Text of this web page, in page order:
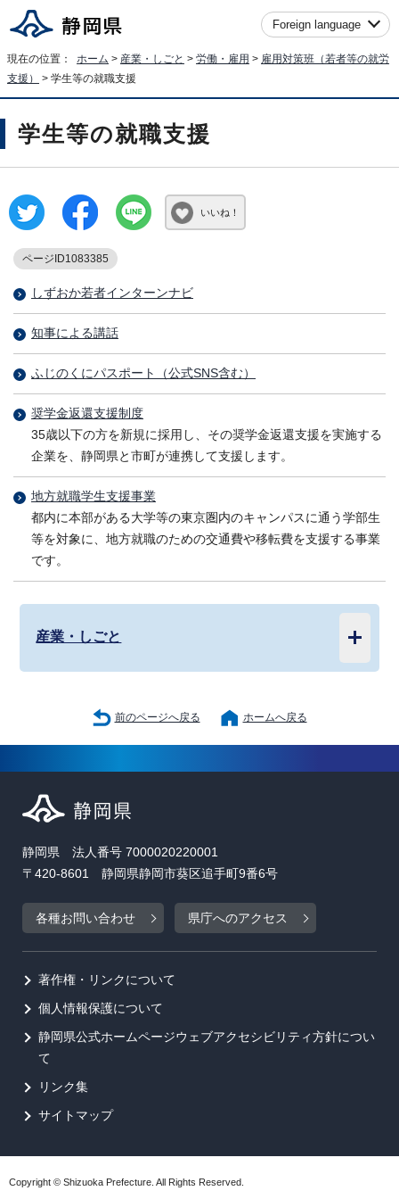
Foreign language
現在の位置： ホーム > 産業・しごと > 労働・雇用 > 雇用対策班（若者等の就労
支援）
> 学生等の就職支援
学生等の就職支援
いいね！
ページID1083385
しずおか若者インターンナビ
知事による講話
ふじのくにパスポート（公式SNS含む）
奨学金返還支援制度
35歳以下の方を新規に採用し、その奨学金返還支援を実施する
企業を、静岡県と市町が連携して支援します。
地方就職学生支援事業
都内に本部がある大学等の東京圏内のキャンパスに通う学部生
等を対象に、地方就職のための交通費や移転費を支援する事業
です。
産業・しごと
前のページへ戻る ホームへ戻る
静岡県 法人番号 7000020220001
〒420-8601 静岡県静岡市葵区追手町9番6号
各種お問い合わせ 県庁へのアクセス
著作権・リンクについて
個人情報保護について
静岡県公式ホームページウェブアクセシビリティ方針につい
て
リンク集
サイトマップ
Copyright © Shizuoka Prefecture. All Rights Reserved.